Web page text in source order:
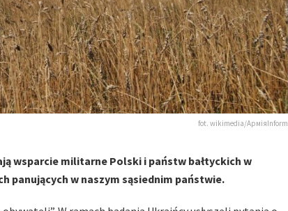
fot. wikimedia/АрміяInform
wsparcie militarne Polski i państw bałtyckich w
panujących w naszym sąsiednim państwie.